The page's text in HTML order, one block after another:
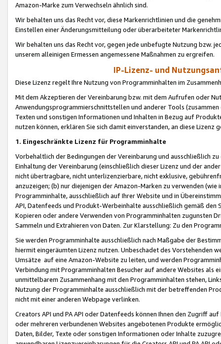
Amazon-Marke zum Verwechseln ähnlich sind.
Wir behalten uns das Recht vor, diese Markenrichtlinien und die
Einstellen einer Änderungsmitteilung oder überarbeiteter
Wir behalten uns das Recht vor, gegen jede unbefugte Nutzung bzw.
unserem alleinigen Ermessen angemessene Maßnahmen zu ergreifen.
IP-Lizenz- und
Diese Lizenz regelt Ihre Nutzung von Programminhalten im
Mit dem Akzeptieren der Vereinbarung bzw. mit dem Aufrufen oder
Anwendungsprogrammierschnittstellen und anderer Tools (zusammen
Texten und sonstigen Informationen und Inhalten in Bezug auf
nutzen können, erklären Sie sich damit einverstanden, an diese Lizenz
1. Eingeschränkte Lizenz für Programminhalte
Vorbehaltlich der Bedingungen der Vereinbarung und ausschließlich
Einhaltung der Vereinbarung (einschließlich dieser Lizenz und der
nicht übertragbare, nicht unterlizenzierbare, nicht exklusive,
anzuzeigen; (b) nur diejenigen der Amazon-Marken zu verwenden
Programminhalte, ausschließlich auf Ihrer Website und in
API, Datenfeeds und Produkt-Werbeinhalte ausschließlich gemäß
Kopieren oder andere Verwenden von Programminhalten zugunsten
Sammeln und Extrahieren von Daten. Zur Klarstellung: Zu den
Sie werden Programminhalte ausschließlich nach Maßgabe der
hiermit eingeräumten Lizenz nutzen. Unbeschadet des Vorstehenden
Umsätze auf eine Amazon-Website zu leiten, und werden
Verbindung mit Programminhalten Besucher auf andere Websites als
unmittelbarem Zusammenhang mit den Programminhalten stehen,
Nutzung der Programminhalte ausschließlich mit der betreffenden
nicht mit einer anderen Webpage verlinken.
Creators API und PA API oder Datenfeeds können Ihnen den Zugriff
oder mehreren verbundenen Websites angebotenen Produkte
Daten, Bilder, Texte oder sonstigen Informationen oder Inhalte